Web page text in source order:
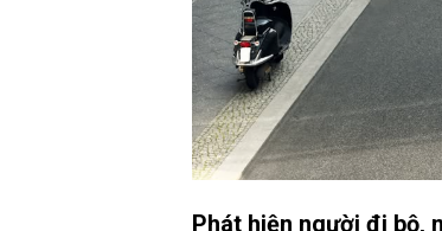
Phát hiện người đi bộ,